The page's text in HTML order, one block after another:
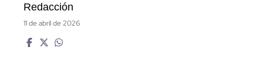
Redacción
11 de abril de 2026